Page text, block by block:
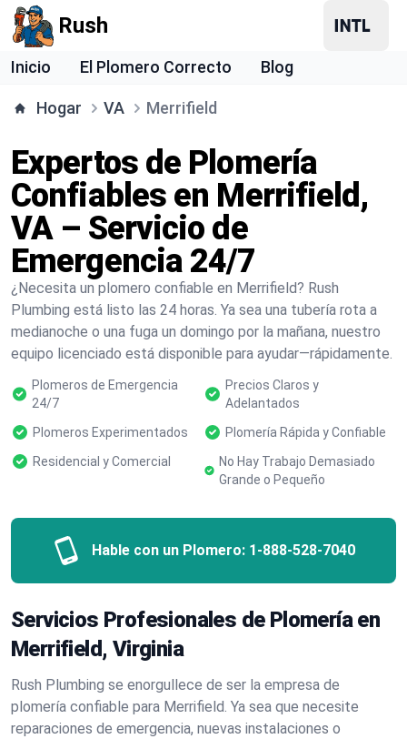
Rush
Inicio El Plomero Correcto Blog
Hogar VA Merrifield
Expertos de Plomería
Confiables en Merrifield,
VA – Servicio de
Emergencia 24/7
¿Necesita un plomero confiable en Merrifield? Rush
Plumbing está listo las 24 horas. Ya sea una tubería rota a
medianoche o una fuga un domingo por la mañana, nuestro
equipo licenciado está disponible para ayudar—rápidamente.
Plomeros de Emergencia
24/7
Precios Claros y
Adelantados
Plomeros Experimentados
Plomería Rápida y Confiable
Residencial y Comercial
No Hay Trabajo Demasiado
Grande o Pequeño
Hable con un Plomero: 1-888-528-7040
Servicios Profesionales de Plomería en
Merrifield, Virginia
Rush Plumbing se enorgullece de ser la empresa de
plomería confiable para Merrifield. Ya sea que necesite
reparaciones de emergencia, nuevas instalaciones o